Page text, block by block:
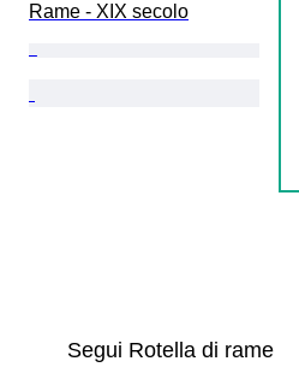
Rame - XIX secolo
Segui Rotella di rame